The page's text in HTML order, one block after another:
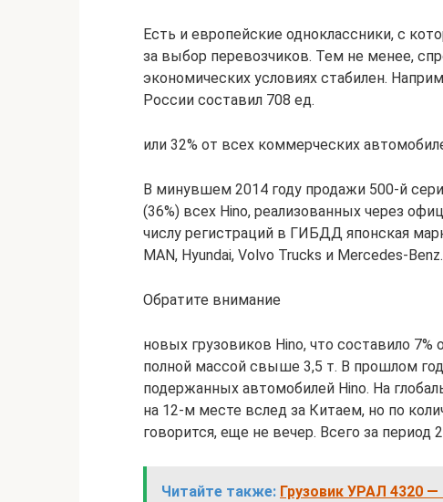
Есть и европейские одноклассники, с
за выбор перевозчиков. Тем не менее,
экономических условиях стабилен.
России составил 708 ед.
или 32% от всех коммерческих
В минувшем 2014 году продажи 500-й
(36%) всех Hino, реализованных через
числу регистраций в ГИБДД японская
MAN, Hyundai, Volvo Trucks и Mercedes-
Обратите внимание
новых грузовиков Hino, что составило
полной массой свыше 3,5 т. В прошлом
подержанных автомобилей Hino. На
на 12-м месте вслед за Китаем, но по
говорится, еще не вечер. Всего за период
Читайте также: Грузовик УРАЛ 4320